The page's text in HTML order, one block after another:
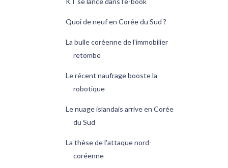
Quoi de neuf en Corée du Sud ?
La bulle coréenne de l’immobilier
retombe
Le récent naufrage booste la
robotique
Le nuage islandais arrive en Corée
du Sud
La thèse de l'attaque nord-
coréenne